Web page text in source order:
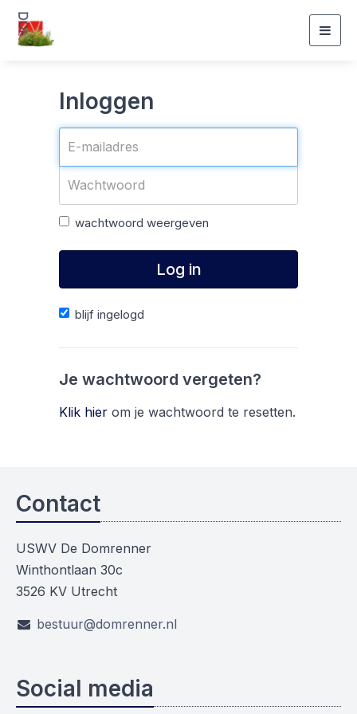
Inloggen
wachtwoord weergeven
Log in
blijf ingelogd
Je wachtwoord vergeten?
Klik hier om je wachtwoord te resetten.
Contact
USWV De Domrenner
Winthontlaan 30c
3526 KV Utrecht
bestuur@domrenner.nl
Social media